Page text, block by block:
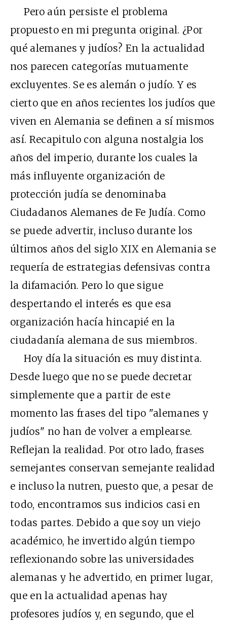
Pero aún persiste el problema
propuesto en mi pregunta original. ¿Por
qué alemanes y judíos? En la actualidad
nos parecen categorías mutuamente
excluyentes. Se es alemán o judío. Y es
cierto que en años recientes los judíos que
viven en Alemania se definen a sí mismos
así. Recapitulo con alguna nostalgia los
años del imperio, durante los cuales la
más influyente organización de
protección judía se denominaba
Ciudadanos Alemanes de Fe Judía. Como
se puede advertir, incluso durante los
últimos años del siglo XIX en Alemania se
requería de estrategias defensivas contra
la difamación. Pero lo que sigue
despertando el interés es que esa
organización hacía hincapié en la
ciudadanía alemana de sus miembros.
Hoy día la situación es muy distinta.
Desde luego que no se puede decretar
simplemente que a partir de este
momento las frases del tipo "alemanes y
judíos" no han de volver a emplearse.
Reflejan la realidad. Por otro lado, frases
semejantes conservan semejante realidad
e incluso la nutren, puesto que, a pesar de
todo, encontramos sus indicios casi en
todas partes. Debido a que soy un viejo
académico, he invertido algún tiempo
reflexionando sobre las universidades
alemanas y he advertido, en primer lugar,
que en la actualidad apenas hay
profesores judíos y, en segundo, que el